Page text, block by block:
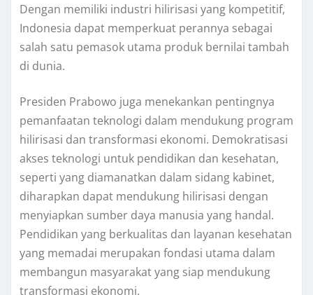
Dengan memiliki industri hilirisasi yang kompetitif,
Indonesia dapat memperkuat perannya sebagai
salah satu pemasok utama produk bernilai tambah
di dunia.
Presiden Prabowo juga menekankan pentingnya
pemanfaatan teknologi dalam mendukung program
hilirisasi dan transformasi ekonomi. Demokratisasi
akses teknologi untuk pendidikan dan kesehatan,
seperti yang diamanatkan dalam sidang kabinet,
diharapkan dapat mendukung hilirisasi dengan
menyiapkan sumber daya manusia yang handal.
Pendidikan yang berkualitas dan layanan kesehatan
yang memadai merupakan fondasi utama dalam
membangun masyarakat yang siap mendukung
transformasi ekonomi.